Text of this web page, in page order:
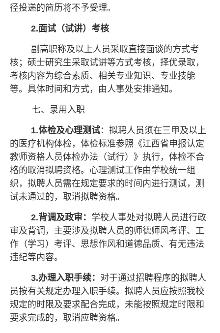
径投递的简历将不予受理。
2.面试（试讲）考核
副高职称及以上人员采取直接面谈的方式考
核；硕士研究生采取试讲等方式考核，择优录取，
考核内容为综合素质、相关专业知识、专业技能
等。具体时间和方式，由人事处安排通知。
七、录用入职
1.体检及心理测试：拟聘人员须在三甲及以上
的医疗机构体检，体检标准参照《江西省申报认定
教师资格人员体检办法（试行）》执行，体检不合
格的取消拟聘资格。心理测试工作由学校统一组
织，拟聘人员需在规定要求的时间内进行测试，测
试未通过的，取消拟聘资格。
2.背调及政审： 学校人事处对拟聘人员进行政
审及背调，主要涉及拟聘人员的师德师风考评、工
作（学习）考评、思想作风和道德品质、有无违法
违纪等内容。
3.办理入职手续： 对于通过招聘程序的拟聘人
员按有关规定办理入职手续。拟聘人员应按照我校
规定的时限及要求配合完成，未能按照规定时限和
要求完成的，取消应聘资格。